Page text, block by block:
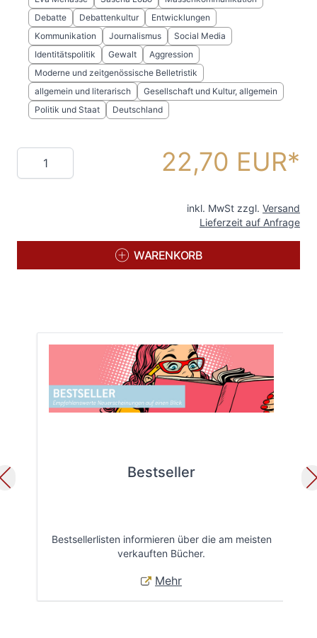
Debatte
Debattenkultur
Entwicklungen
Kommunikation
Journalismus
Social Media
Identitätspolitik
Gewalt
Aggression
Moderne und zeitgenössische Belletristik
allgemein und literarisch
Gesellschaft und Kultur, allgemein
Politik und Staat
Deutschland
Menge 22,70 EUR
inkl. MwSt zzgl. Versand
Lieferzeit auf Anfrage
WARENKORB
Bestseller
Bestsellerlisten informieren über die am meisten
verkauften Bücher.
Mehr